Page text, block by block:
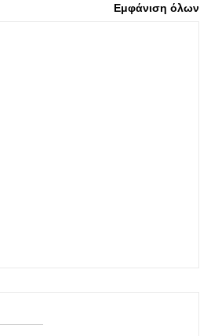
Εμφάνιση όλων